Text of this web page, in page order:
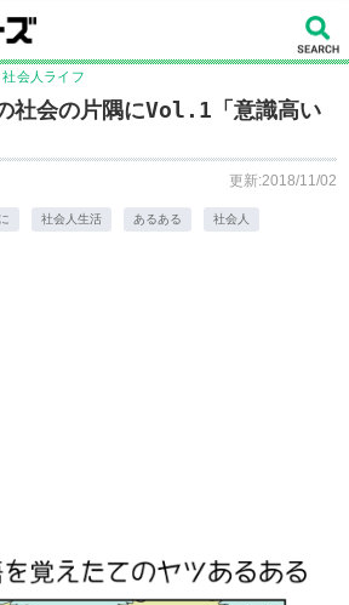
社会人ライフ
社会の片隅にVol.1「意識高い
更新:2018/11/02
社会人生活 あるある 社会人